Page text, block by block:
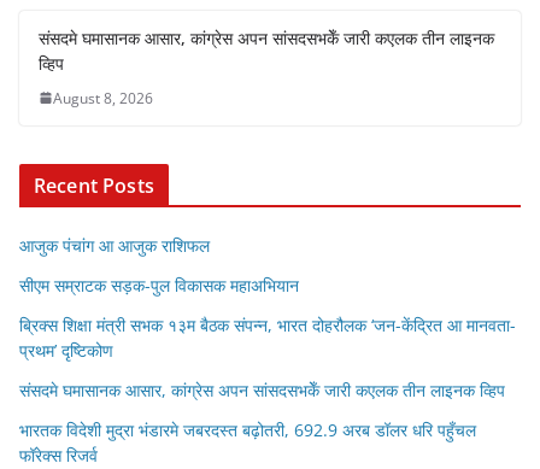
संसदमे घमासानक आसार, कांग्रेस अपन सांसदसभकेँ जारी कएलक तीन लाइनक
व्हिप
August 8, 2026
Recent Posts
आजुक पंचांग आ आजुक राशिफल
सीएम सम्राटक सड़क-पुल विकासक महाअभियान
ब्रिक्स शिक्षा मंत्री सभक १३म बैठक संपन्न, भारत दोहरौलक ‘जन-केंद्रित आ मानवता-
प्रथम’ दृष्टिकोण
संसदमे घमासानक आसार, कांग्रेस अपन सांसदसभकेँ जारी कएलक तीन लाइनक व्हिप
भारतक विदेशी मुद्रा भंडारमे जबरदस्त बढ़ोतरी, 692.9 अरब डॉलर धरि पहुँचल
फॉरेक्स रिजर्व